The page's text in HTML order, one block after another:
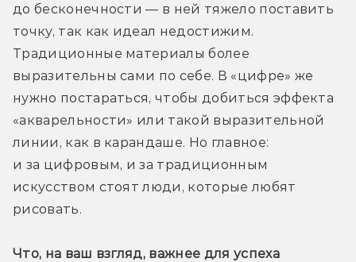
до бесконечности — в ней тяжело поставить
точку, так как идеал недостижим.
Традиционные материалы более
выразительны сами по себе. В «цифре» же
нужно постараться, чтобы добиться эффекта
«акварельности» или такой выразительной
линии, как в карандаше. Но главное:
и за цифровым, и за традиционным
искусством стоят люди, которые любят
рисовать.
Что, на ваш взгляд, важнее для успеха